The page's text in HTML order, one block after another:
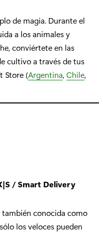
de magia. Durante el
a los animales y
conviértete en las
cultivo a través de tus
Store (Argentina,Chile,
/ Smart Delivery
también conocida como
los veloces pueden